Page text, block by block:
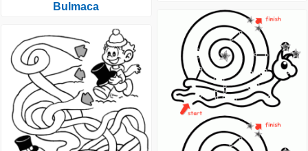
Bulmaca